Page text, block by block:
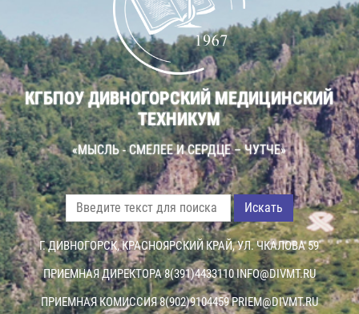
КГБПОУ ДИВНОГОРСКИЙ МЕДИЦИНСКИЙ
ТЕХНИКУМ
«МЫСЛЬ - СМЕЛЕЕ И СЕРДЦЕ – ЧУТЧЕ»
Искать
Г. ДИВНОГОРСК, КРАСНОЯРСКИЙ КРАЙ, УЛ. ЧКАЛОВА 59
ПРИЕМНАЯ ДИРЕКТОРА 8(391)4433110INFO@DIVMT.RU
ПРИЕМНАЯ КОМИССИЯ 8(902)9104459PRIEM@DIVMT.RU